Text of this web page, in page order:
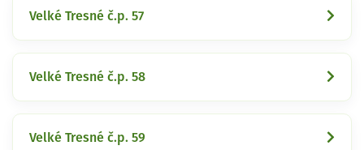
Velké Tresné č.p. 57
Velké Tresné č.p. 58
Velké Tresné č.p. 59